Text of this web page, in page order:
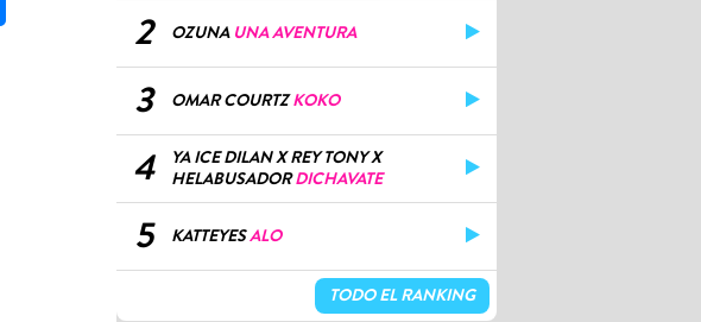
2 OZUNA UNA AVENTURA
3 OMAR COURTZKOKO
4
YA ICE DILAN X REY TONY X
HELABUSADORDICHAVATE
5 KATTEYESALO
TODO EL RANKING